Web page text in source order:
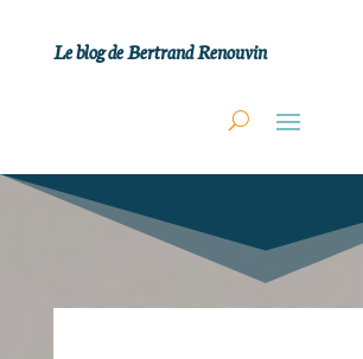
Le blog de Bertrand Renouvin